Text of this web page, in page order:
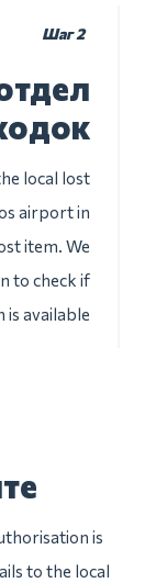
Шаг 2
local lost
airport in
item. We
to check if
is available
is
to the local